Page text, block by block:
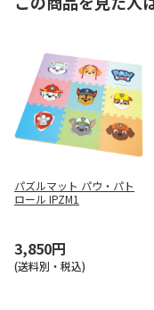
パズルマット パウ・パト
ロール IPZM1
3,850円
(送料別・税込)